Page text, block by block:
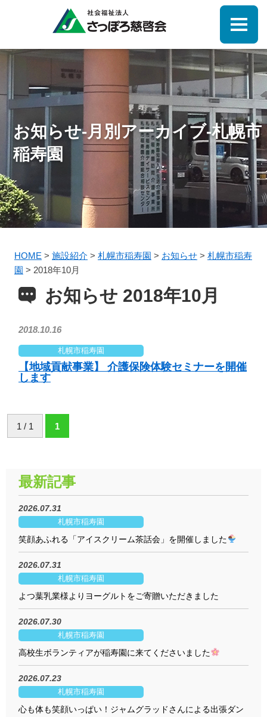
お知らせ-月別アーカイブ-札幌市
稲寿園
HOME > 施設紹介 > 札幌市稲寿園 > お知らせ > 札幌市稲寿
園 > 2018年10月
お知らせ 2018年10月
2018.10.16
札幌市稲寿園
【地域貢献事業】 介護保険体験セミナーを開催
します
1 / 1 1
最新記事
2026.07.31
札幌市稲寿園
笑顔あふれる「アイスクリーム茶話会」を開催しました
2026.07.31
札幌市稲寿園
よつ葉乳業様よりヨーグルトをご寄贈いただきました
2026.07.30
札幌市稲寿園
高校生ボランティアが稲寿園に来てくださいました
2026.07.23
札幌市稲寿園
心も体も笑顔いっぱい！ジャムグラッドさんによる出張ダン